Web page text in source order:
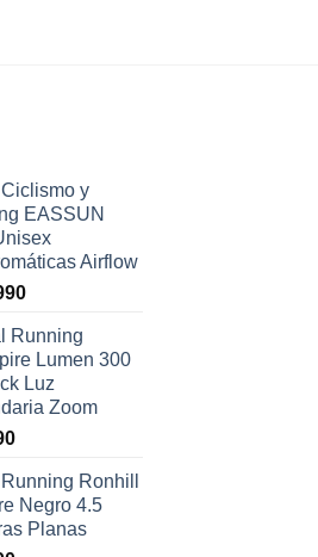
y
EASSUN
Airflow
Running
Lumen 300
Luz
Zoom
Ronhill
Negro 4.5
Planas